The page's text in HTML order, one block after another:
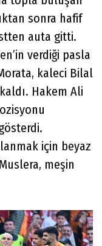
sonra hafif
auta gitti.
verdiği pasla
kaleci Bilal
Hakem Ali
için beyaz
meşin